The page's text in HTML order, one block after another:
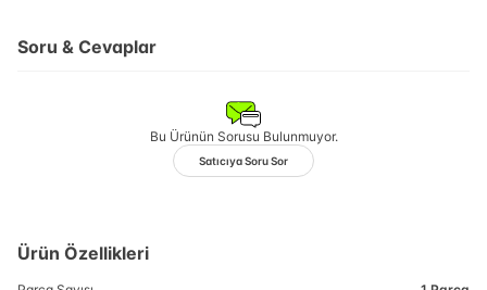
Soru & Cevaplar
Bu Ürünün Sorusu Bulunmuyor.
Satıcıya Soru Sor
Ürün Özellikleri